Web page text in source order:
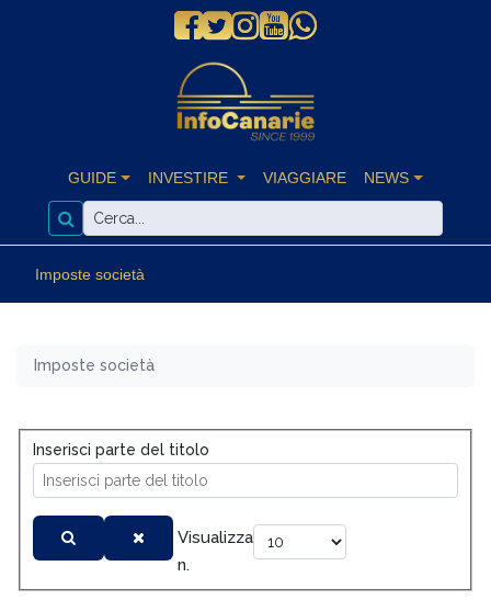
GUIDE INVESTIRE VIAGGIARE NEWS
Imposte società
Imposte società
Inserisci parte del titolo
Visualizza
n.